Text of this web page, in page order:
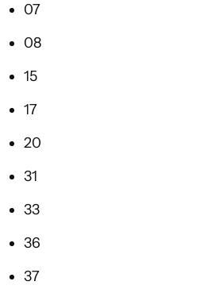
07
08
15
17
20
31
33
36
37